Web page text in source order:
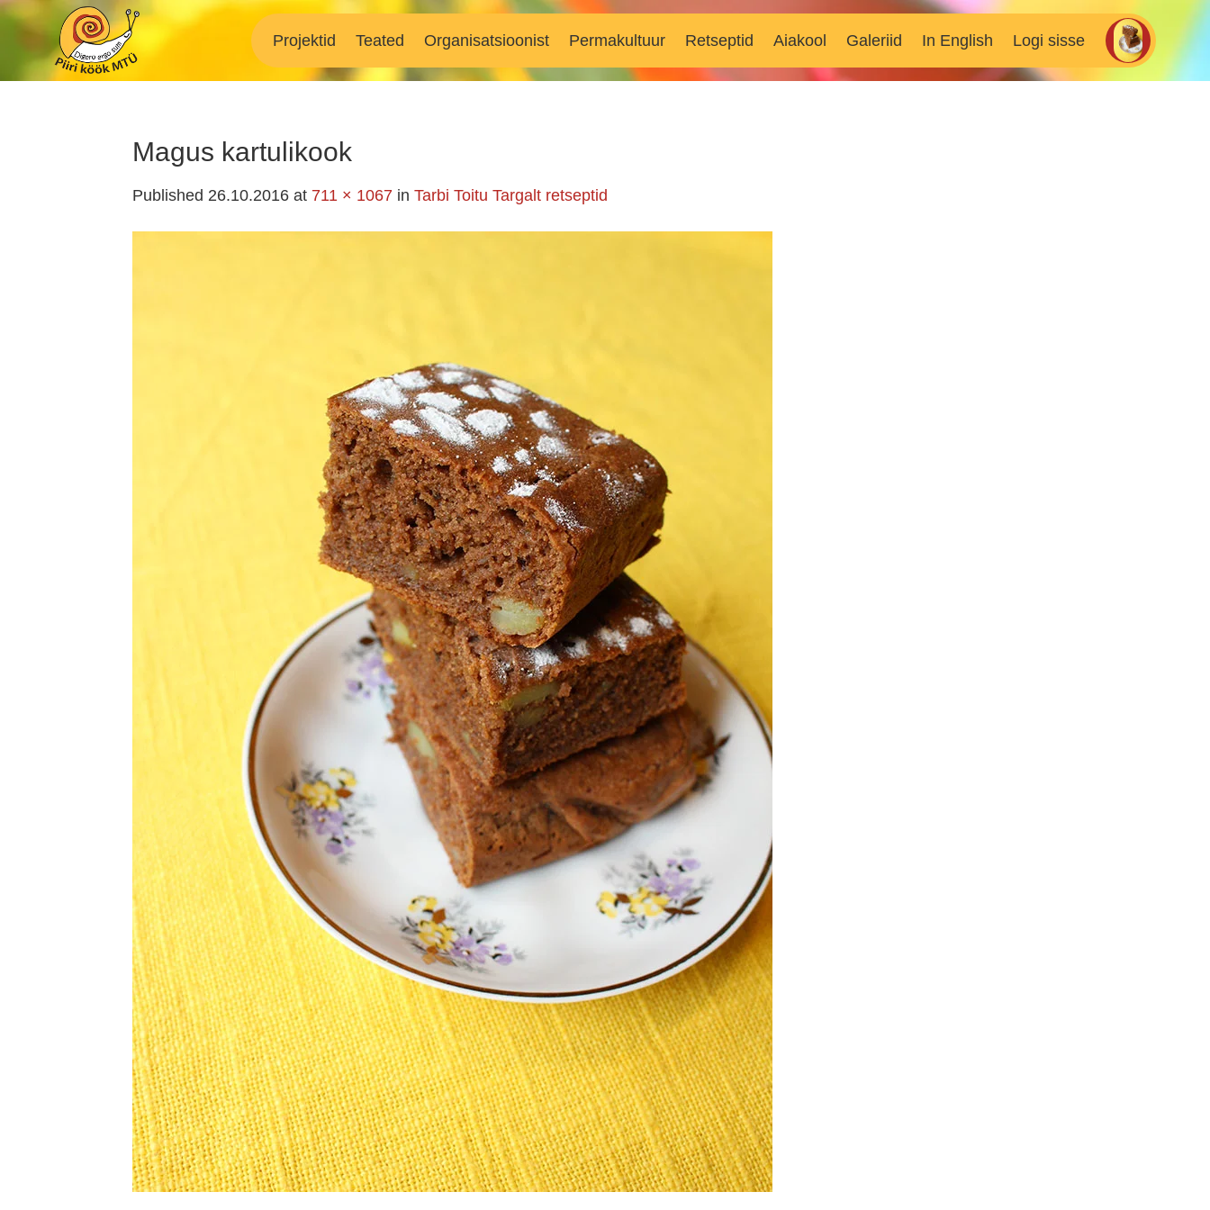
Skip
content
Projektid Teated Organisatsioonist Permakultuur Retseptid Aiakool Galeriid In English Logi sisse
Magus kartulikook
Published 26.10.2016 at 711 × 1067 in Tarbi Toitu Targalt retseptid